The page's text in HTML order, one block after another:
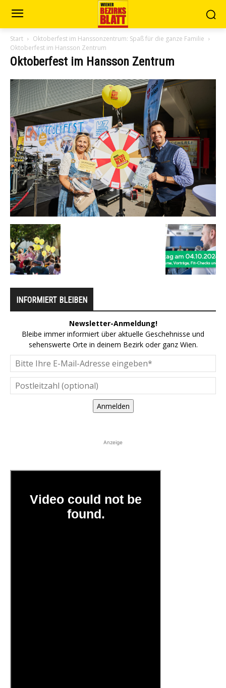
Start
Oktoberfest im Hanssonzentrum: Spaß für die ganze Familie
Oktoberfest im Hansson Zentrum
Oktoberfest im Hansson Zentrum
INFORMIERT BLEIBEN
Newsletter-Anmeldung!
Bleibe immer informiert über aktuelle Geschehnisse und
sehenswerte Orte in deinem Bezirk oder ganz Wien.
Anmelden
Anzeige